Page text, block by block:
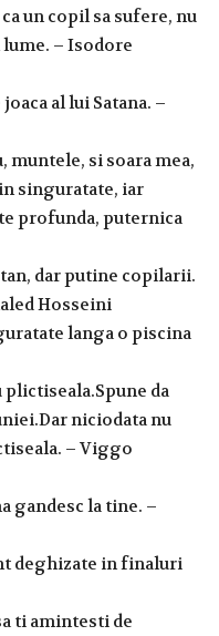
un copil sa sufere, nu
– Isodore
al lui Satana. –
muntele, si soara mea,
singuratate, iar
profunda, puternica
dar putine copilarii.
Hosseini
langa o piscina
da
niciodata nu
– Viggo
gandesc la tine. –
deghizate in finaluri
ti amintesti de